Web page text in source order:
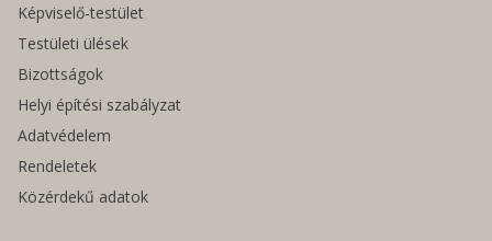
Képviselő-testület
Testületi ülések
Bizottságok
Helyi építési szabályzat
Adatvédelem
Rendeletek
Közérdekű adatok